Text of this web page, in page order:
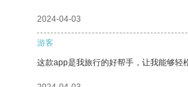
2024-04-03
游客
这款app是我旅行的好帮手，让我能够轻